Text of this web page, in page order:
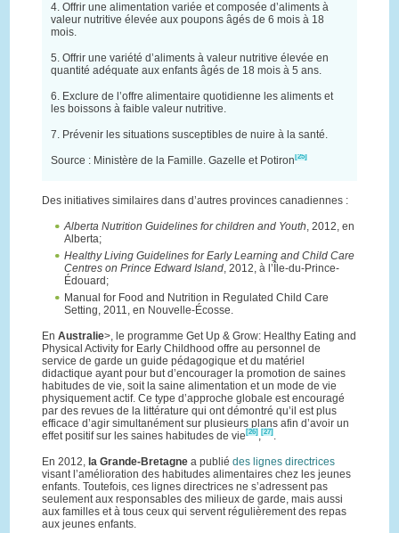
4. Offrir une alimentation variée et composée d’aliments à
valeur nutritive élevée aux poupons âgés de 6 mois à 18
mois.
5. Offrir une variété d’aliments à valeur nutritive élevée en
quantité adéquate aux enfants âgés de 18 mois à 5 ans.
6. Exclure de l’offre alimentaire quotidienne les aliments et
les boissons à faible valeur nutritive.
7. Prévenir les situations susceptibles de nuire à la santé.
Source : Ministère de la Famille. Gazelle et Potiron[25]
Des initiatives similaires dans d’autres provinces canadiennes :
Alberta Nutrition Guidelines for children and Youth, 2012, en
Alberta;
Healthy Living Guidelines for Early Learning and Child Care
Centres on Prince Edward Island, 2012, à l’Île-du-Prince-
Édouard;
Manual for Food and Nutrition in Regulated Child Care
Setting, 2011, en Nouvelle-Écosse.
En Australie>, le programme Get Up & Grow: Healthy Eating and
Physical Activity for Early Childhood offre au personnel de
service de garde un guide pédagogique et du matériel
didactique ayant pour but d’encourager la promotion de saines
habitudes de vie, soit la saine alimentation et un mode de vie
physiquement actif. Ce type d’approche globale est encouragé
par des revues de la littérature qui ont démontré qu’il est plus
efficace d’agir simultanément sur plusieurs plans afin d’avoir un
effet positif sur les saines habitudes de vie [26] ,[27] .
En 2012, la Grande-Bretagnea publié des lignes directrices
visant l’amélioration des habitudes alimentaires chez les jeunes
enfants. Toutefois, ces lignes directrices ne s’adressent pas
seulement aux responsables des milieux de garde, mais aussi
aux familles et à tous ceux qui servent régulièrement des repas
aux jeunes enfants.